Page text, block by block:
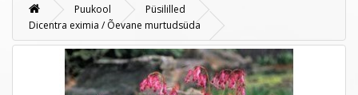
Puukool
Püsililled
Dicentra eximia / Õevane murtudsüda